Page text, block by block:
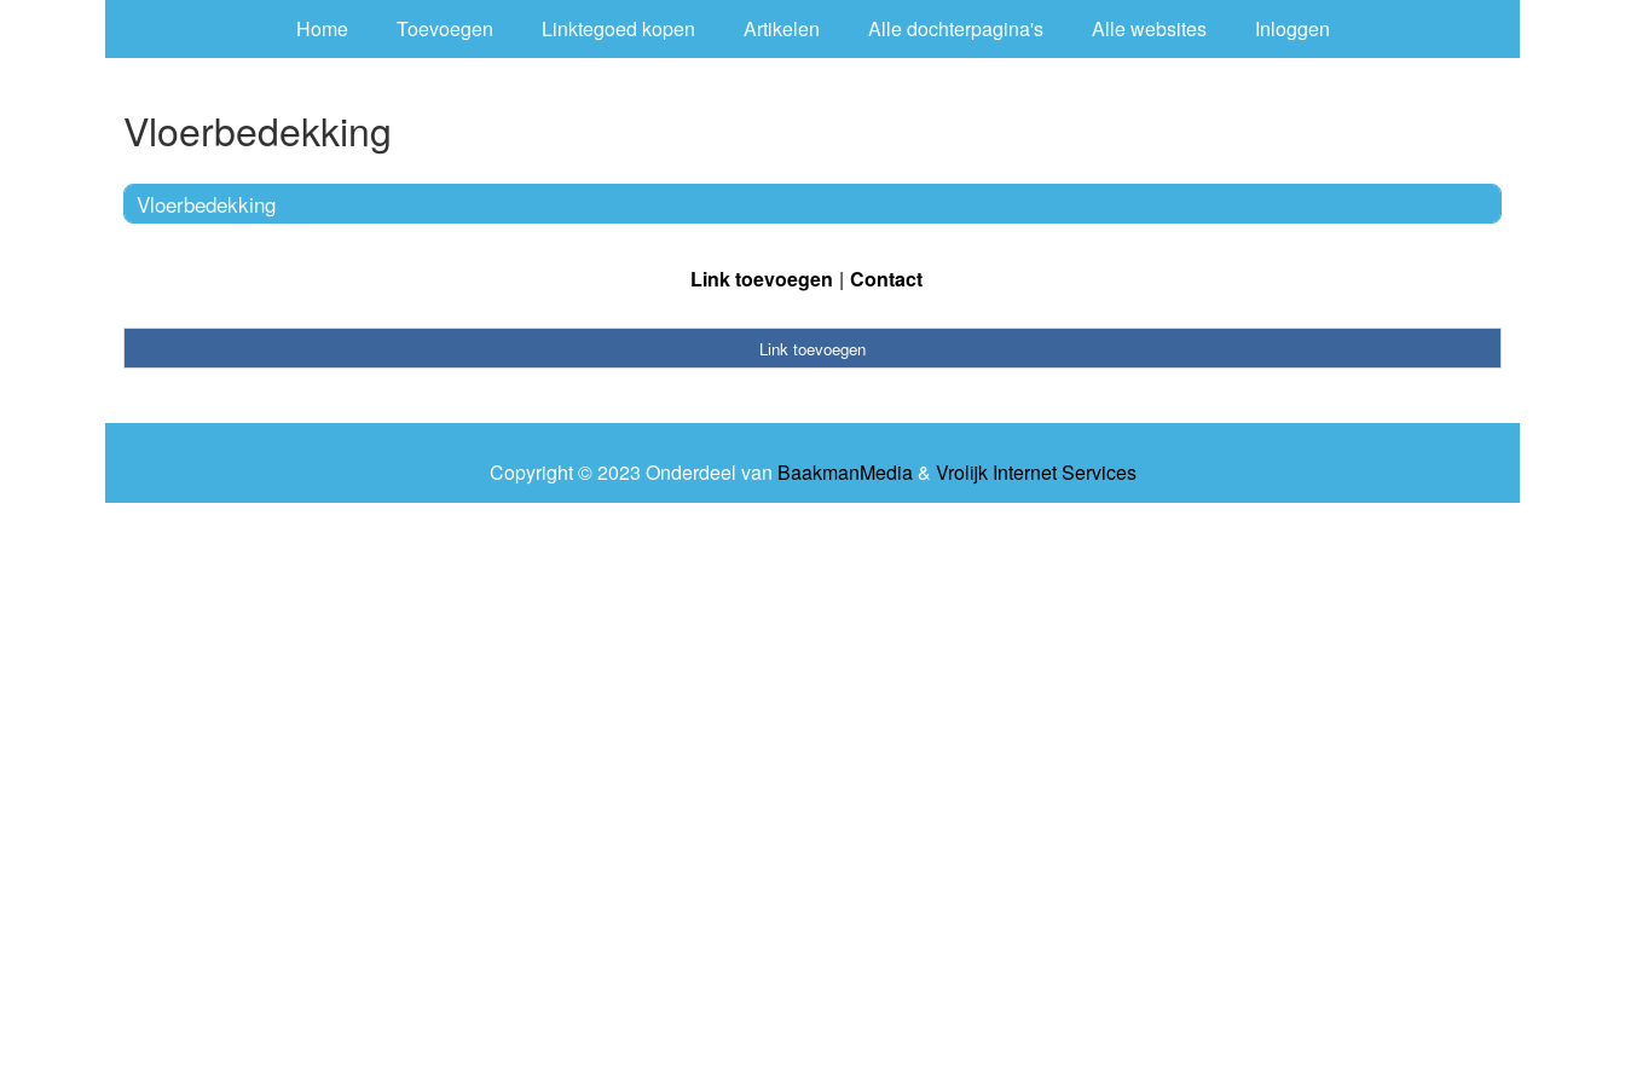
Home Toevoegen Linktegoed kopen Artikelen Alle dochterpagina's Alle websites Inloggen
Vloerbedekking
Vloerbedekking
Link toevoegen Contact
Link toevoegen
Copyright © 2023 Onderdeel van BaakmanMedia& Vrolijk Internet Services